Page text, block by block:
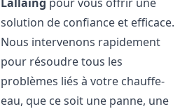
solution de confiance et efficace.
Nous intervenons rapidement
pour résoudre tous les
problèmes liés à votre chauffe-
eau, que ce soit une panne, une